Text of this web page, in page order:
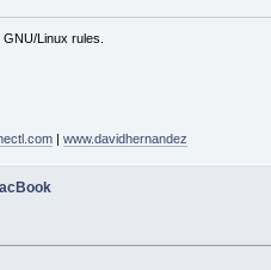
GNU/Linux rules.
| www.davidhernandez